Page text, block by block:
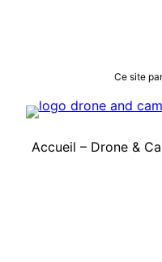
contenu
Ce site
Accueil – Drone &